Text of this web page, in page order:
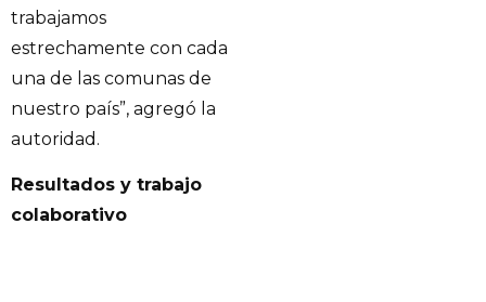
trabajamos
estrechamente con cada
una de las comunas de
nuestro país”, agregó la
autoridad.
Resultados y trabajo
colaborativo